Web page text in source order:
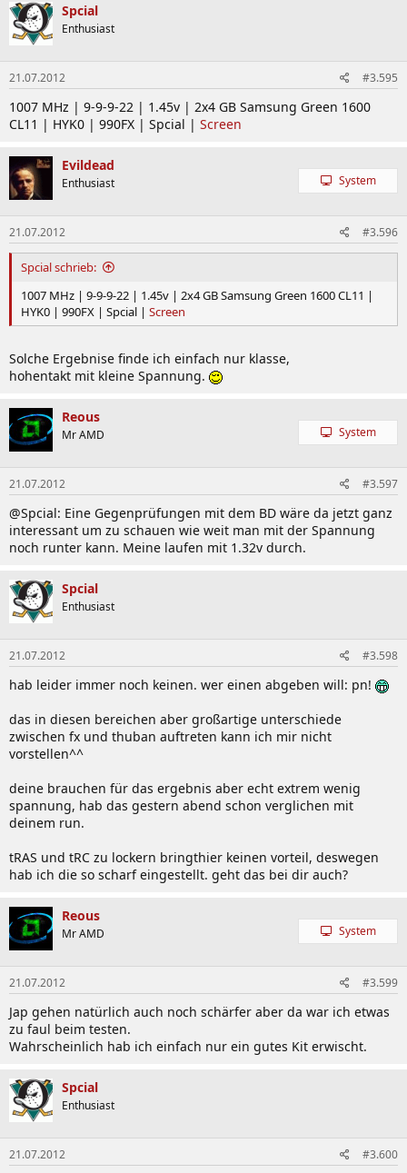
Spcial
Enthusiast
21.07.2012 #3.595
1007 MHz | 9-9-9-22 | 1.45v | 2x4 GB Samsung Green 1600
CL11 | HYK0 | 990FX | Spcial | Screen
Evildead
Enthusiast System
21.07.2012 #3.596
Spcial schrieb:
1007 MHz | 9-9-9-22 | 1.45v | 2x4 GB Samsung Green 1600 CL11 |
HYK0 | 990FX | Spcial | Screen
Solche Ergebnise finde ich einfach nur klasse,
hohentakt mit kleine Spannung.
Reous
Mr AMD System
21.07.2012 #3.597
@Spcial: Eine Gegenprüfungen mit dem BD wäre da jetzt ganz
interessant um zu schauen wie weit man mit der Spannung
noch runter kann. Meine laufen mit 1.32v durch.
Spcial
Enthusiast
21.07.2012 #3.598
hab leider immer noch keinen. wer einen abgeben will: pn!
das in diesen bereichen aber großartige unterschiede
zwischen fx und thuban auftreten kann ich mir nicht
vorstellen^^
deine brauchen für das ergebnis aber echt extrem wenig
spannung, hab das gestern abend schon verglichen mit
deinem run.
tRAS und tRC zu lockern bringthier keinen vorteil, deswegen
hab ich die so scharf eingestellt. geht das bei dir auch?
Reous
Mr AMD System
21.07.2012 #3.599
Jap gehen natürlich auch noch schärfer aber da war ich etwas
zu faul beim testen.
Wahrscheinlich hab ich einfach nur ein gutes Kit erwischt.
Spcial
Enthusiast
21.07.2012 #3.600